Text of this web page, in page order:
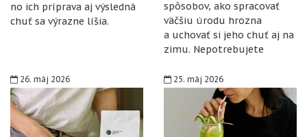
no ich príprava aj výsledná
chuť sa výrazne líšia.
spôsobov, ako spracovať
väčšiu úrodu hrozna
a uchovať si jeho chuť aj na
zimu. Nepotrebujete
konzervanty ani zložitý
postup. Stačí zrelé hrozno,
cukor, citrón, čisté fľaše
a trochu trpezlivosti.
26. máj 2026 25. máj 2026